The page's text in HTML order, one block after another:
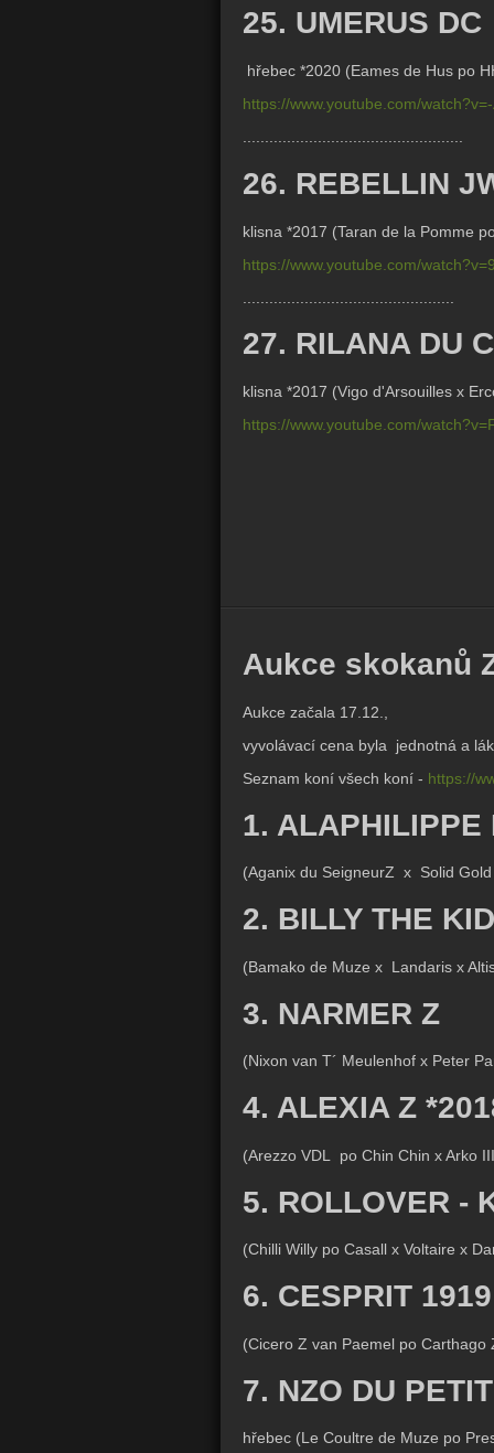
25. UMERUS DC
hřebec *2020 (Eames de Hus po
https://www.youtube.com/
26. REBELLIN
klisna *2017 (Taran de la Pomme
https://www.youtube.com/
27. RILANA DU
klisna *2017 (Vigo d'Arsouilles x
https://www.youtube.com/
Aukce skokanů
Aukce začala 17.12.,
vyvolávací cena byla jednotná a
Seznam koní všech koní - https://
1. ALAPHILIPPE
(Aganix du SeigneurZ x Solid
2. BILLY THE
(Bamako de Muze x Landaris x
3. NARMER Z
(Nixon van T´ Meulenhof x Peter
4. ALEXIA Z
(Arezzo VDL po Chin Chin x Arko
5. ROLLOVER -
(Chilli Willy po Casall x Voltaire x
6. CESPRIT
(Cicero Z van Paemel po
7. NZO DU
hřebec (Le Coultre de Muze po